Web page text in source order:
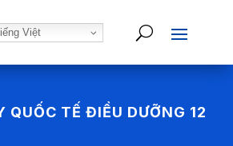
Việt
QUỐC TẾ ĐIỀU DƯỠNG 12